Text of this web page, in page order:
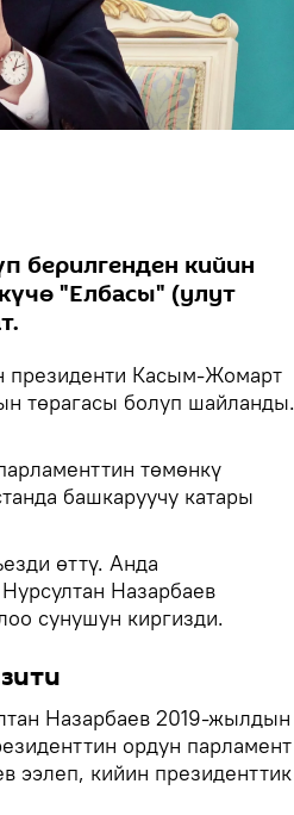
берилгенден кийин
"Елбасы" (улут
президенти Касым-Жомарт
төрагасы болуп шайланды.
төмөнкү
башкаруучу катары
өттү. Анда
Назарбаев
сунушун киргизди.
Назарбаев 2019-жылдын
ордун парламент
ээлеп, кийин президенттик